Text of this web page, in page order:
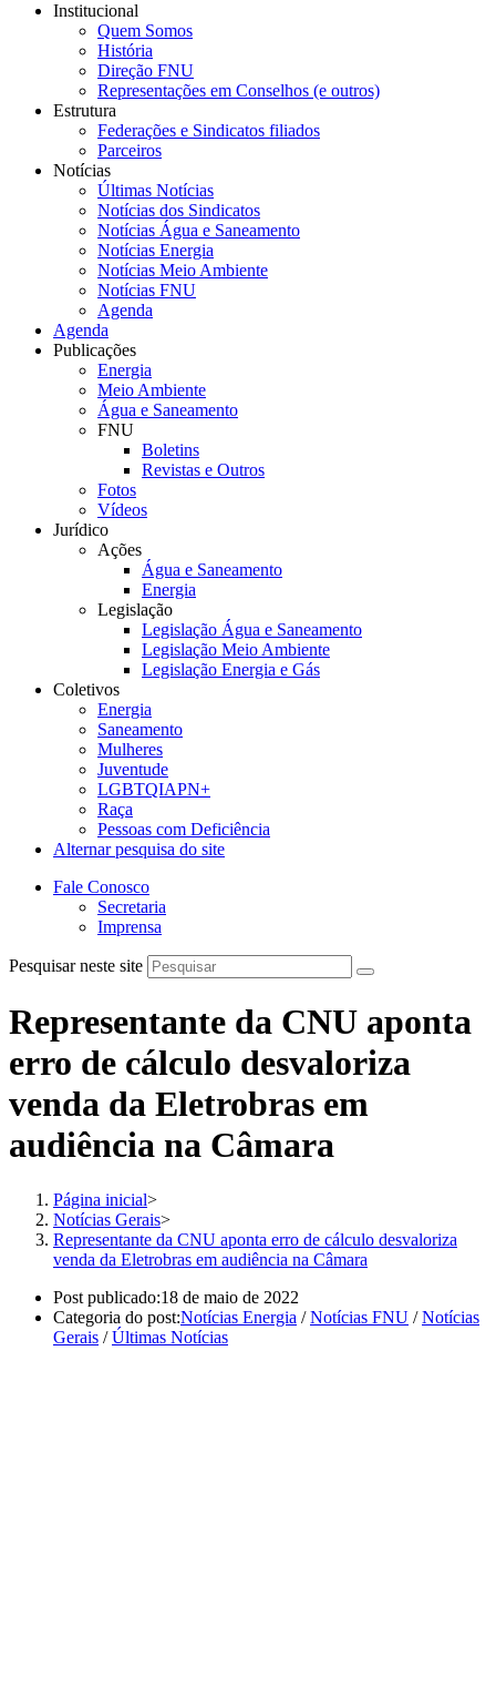
Institucional
Quem Somos
História
Direção FNU
Representações em Conselhos (e outros)
Estrutura
Federações e Sindicatos filiados
Parceiros
Notícias
Últimas Notícias
Notícias dos Sindicatos
Notícias Água e Saneamento
Notícias Energia
Notícias Meio Ambiente
Notícias FNU
Agenda
Agenda
Publicações
Energia
Meio Ambiente
Água e Saneamento
FNU
Boletins
Revistas e Outros
Fotos
Vídeos
Jurídico
Ações
Água e Saneamento
Energia
Legislação
Legislação Água e Saneamento
Legislação Meio Ambiente
Legislação Energia e Gás
Coletivos
Energia
Saneamento
Mulheres
Juventude
LGBTQIAPN+
Raça
Pessoas com Deficiência
Alternar pesquisa do site
Fale Conosco
Secretaria
Imprensa
Pesquisar neste site
Representante da CNU aponta
erro de cálculo desvaloriza
venda da Eletrobras em
audiência na Câmara
Página inicial>
Notícias Gerais>
Representante da CNU aponta erro de cálculo desvaloriza
venda da Eletrobras em audiência na Câmara
Post publicado:18 de maio de 2022
Categoria do post:Notícias Energia / Notícias FNU / Notícias
Gerais / Últimas Notícias